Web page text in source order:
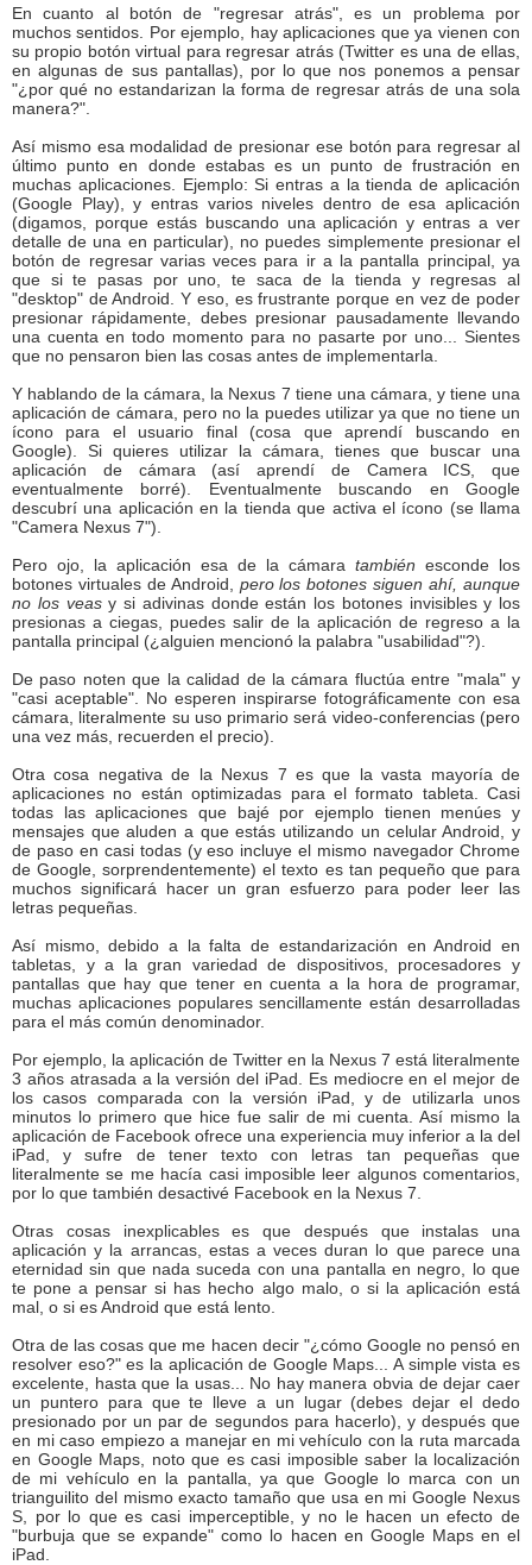
En cuanto al botón de "regresar atrás", es un problema por
muchos sentidos. Por ejemplo, hay aplicaciones que ya vienen con
su propio botón virtual para regresar atrás (Twitter es una de ellas,
en algunas de sus pantallas), por lo que nos ponemos a pensar
"¿por qué no estandarizan la forma de regresar atrás de una sola
manera?".
Así mismo esa modalidad de presionar ese botón para regresar al
último punto en donde estabas es un punto de frustración en
muchas aplicaciones. Ejemplo: Si entras a la tienda de aplicación
(Google Play), y entras varios niveles dentro de esa aplicación
(digamos, porque estás buscando una aplicación y entras a ver
detalle de una en particular), no puedes simplemente presionar el
botón de regresar varias veces para ir a la pantalla principal, ya
que si te pasas por uno, te saca de la tienda y regresas al
"desktop" de Android. Y eso, es frustrante porque en vez de poder
presionar rápidamente, debes presionar pausadamente llevando
una cuenta en todo momento para no pasarte por uno... Sientes
que no pensaron bien las cosas antes de implementarla.
Y hablando de la cámara, la Nexus 7 tiene una cámara, y tiene una
aplicación de cámara, pero no la puedes utilizar ya que no tiene un
ícono para el usuario final (cosa que aprendí buscando en
Google). Si quieres utilizar la cámara, tienes que buscar una
aplicación de cámara (así aprendí de Camera ICS, que
eventualmente borré). Eventualmente buscando en Google
descubrí una aplicación en la tienda que activa el ícono (se llama
"Camera Nexus 7").
Pero ojo, la aplicación esa de la cámara también esconde los
botones virtuales de Android, pero los botones siguen ahí, aunque
no los veasy si adivinas donde están los botones invisibles y los
presionas a ciegas, puedes salir de la aplicación de regreso a la
pantalla principal (¿alguien mencionó la palabra "usabilidad"?).
De paso noten que la calidad de la cámara fluctúa entre "mala" y
"casi aceptable". No esperen inspirarse fotográficamente con esa
cámara, literalmente su uso primario será video-conferencias (pero
una vez más, recuerden el precio).
Otra cosa negativa de la Nexus 7 es que la vasta mayoría de
aplicaciones no están optimizadas para el formato tableta. Casi
todas las aplicaciones que bajé por ejemplo tienen menúes y
mensajes que aluden a que estás utilizando un celular Android, y
de paso en casi todas (y eso incluye el mismo navegador Chrome
de Google, sorprendentemente) el texto es tan pequeño que para
muchos significará hacer un gran esfuerzo para poder leer las
letras pequeñas.
Así mismo, debido a la falta de estandarización en Android en
tabletas, y a la gran variedad de dispositivos, procesadores y
pantallas que hay que tener en cuenta a la hora de programar,
muchas aplicaciones populares sencillamente están desarrolladas
para el más común denominador.
Por ejemplo, la aplicación de Twitter en la Nexus 7 está literalmente
3 años atrasada a la versión del iPad. Es mediocre en el mejor de
los casos comparada con la versión iPad, y de utilizarla unos
minutos lo primero que hice fue salir de mi cuenta. Así mismo la
aplicación de Facebook ofrece una experiencia muy inferior a la del
iPad, y sufre de tener texto con letras tan pequeñas que
literalmente se me hacía casi imposible leer algunos comentarios,
por lo que también desactivé Facebook en la Nexus 7.
Otras cosas inexplicables es que después que instalas una
aplicación y la arrancas, estas a veces duran lo que parece una
eternidad sin que nada suceda con una pantalla en negro, lo que
te pone a pensar si has hecho algo malo, o si la aplicación está
mal, o si es Android que está lento.
Otra de las cosas que me hacen decir "¿cómo Google no pensó en
resolver eso?" es la aplicación de Google Maps... A simple vista es
excelente, hasta que la usas... No hay manera obvia de dejar caer
un puntero para que te lleve a un lugar (debes dejar el dedo
presionado por un par de segundos para hacerlo), y después que
en mi caso empiezo a manejar en mi vehículo con la ruta marcada
en Google Maps, noto que es casi imposible saber la localización
de mi vehículo en la pantalla, ya que Google lo marca con un
trianguilito del mismo exacto tamaño que usa en mi Google Nexus
S, por lo que es casi imperceptible, y no le hacen un efecto de
"burbuja que se expande" como lo hacen en Google Maps en el
iPad.